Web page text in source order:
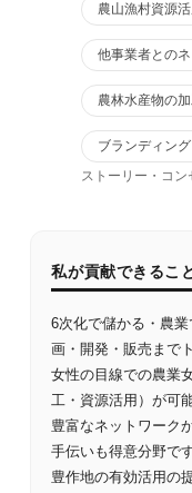
農山漁村資源活
他事業者との
農林水産物の
ブランディング
ストーリー・コ
私が貢献できるこ
6次化で儲かる・農
画・開発・販売まで
女性の目線での農業
工・資源活用）が可
豊富なネットワーク
手伝いも得意分野です
豊作地の有効活用の